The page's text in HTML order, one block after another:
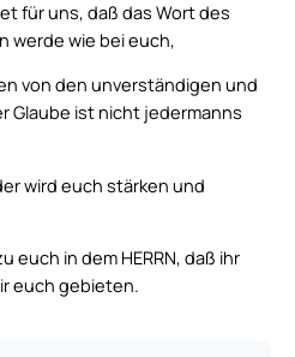
für uns, daß das Wort des
werde wie bei euch,
von den unverständigen und
Glaube ist nicht jedermanns
wird euch stärken und
euch in dem HERRN, daß ihr
euch gebieten.